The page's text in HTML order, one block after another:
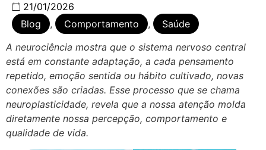
21/01/2026
Blog
, Comportamento ,
Saúde
A neurociência mostra que o sistema nervoso central
está em constante adaptação, a cada pensamento
repetido, emoção sentida ou hábito cultivado, novas
conexões são criadas. Esse processo que se chama
neuroplasticidade, revela que a nossa atenção molda
diretamente nossa percepção, comportamento e
qualidade de vida.